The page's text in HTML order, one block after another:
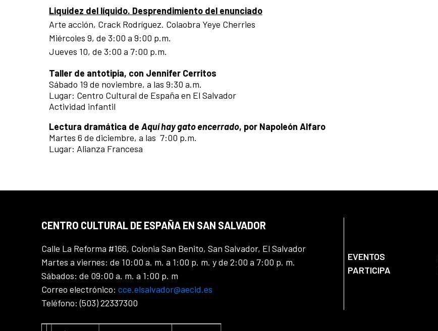
Liquidez del líquido. Desprendimiento del enunciado
Arte acción, Crack Rodríguez. Colaobra Yeye Cherries
Miércoles 9, de 3:00 a 9:00 p.m.
Jueves 10, de 3:00 a 7:00 p.m.
Taller de antotipia, con Jennifer Cerritos
Sábado 19 de noviembre, a las 9:30 a.m.
Lugar: Centro Cultural de España en El Salvador
Actividad infantil
Lectura dramática de Aquí hay gato encerrado, por Napoleón Alfaro
Martes 6 de diciembre, a las 7:00 p.m.
Lugar: Alianza Francesa
CENTRO CULTURAL DE ESPAÑA EN SAN SALVADOR
Calle La Reforma #166, Colonia San Benito, San Salvador, El Salvador
Martes a viernes: de 10:00 a. m. a 1:00 p. m. y de 2:00 a 7:00 p. m.
Sábados: de 09:00 a. m. a 1:00 p. m
Correo electrónico: cce.elsalvador@aecid.es
Teléfono: (503) 22337300
EVENTOS
PARTICIPA